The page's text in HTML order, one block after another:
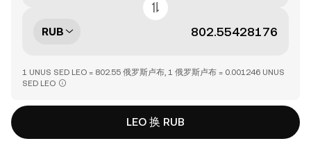
RUB
1 UNUS SED LEO = 802.55 俄罗斯卢布, 1 俄罗斯卢布 = 0.001246 UNUS
SED LEO
LEO 换 RUB